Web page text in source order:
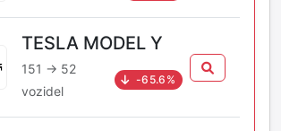
TESLA MODEL Y
151 → 52
vozidel
-65.6%